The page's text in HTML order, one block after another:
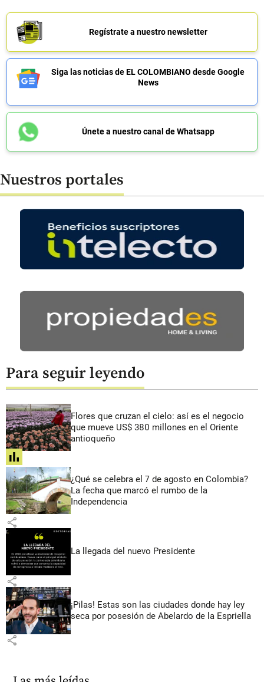
Regístrate a nuestro newsletter
Siga las noticias de EL COLOMBIANO desde Google
News
Únete a nuestro canal de Whatsapp
Nuestros portales
Para seguir leyendo
Flores que cruzan el cielo: así es el negocio
que mueve US$ 380 millones en el Oriente
antioqueño
share
¿Qué se celebra el 7 de agosto en Colombia?
La fecha que marcó el rumbo de la
Independencia
share
La llegada del nuevo Presidente
share
¡Pilas! Estas son las ciudades donde hay ley
seca por posesión de Abelardo de la Espriella
share